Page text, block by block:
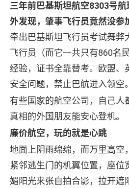
三年前巴基斯坦航空8303号
外发现，肇事飞行员竟然没参
牵出巴基斯坦飞行员考试舞弊
飞行员（而它一共只有860名
经验，证书全靠替考。欧盟、
安全问题，禁止巴航进入领空。
有些国家的航空公司，自己人
真相的外国朋友能安心登机。
廉价航空，玩的就是心跳
地面上阴雨绵绵，而万里高空
紧邻逃生门的机翼位置，座位
媚阳光来张自拍合影，拉开遮